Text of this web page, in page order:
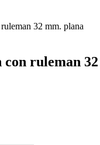
con ruleman